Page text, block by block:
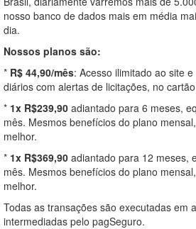
nosso banco de dados mais em média
dia.
Nossos planos são:
* R$ 44,90/mês: Acesso ilimitado ao site
diários com alertas de licitações, no
* 1x R$239,90 adiantado para 6 meses,
mês. Mesmos benefícios do plano
melhor.
* 1x R$369,90 adiantado para 12 meses,
mês. Mesmos benefícios do plano
melhor.
Todas as transações são executadas em
intermediadas pelo pagSeguro.